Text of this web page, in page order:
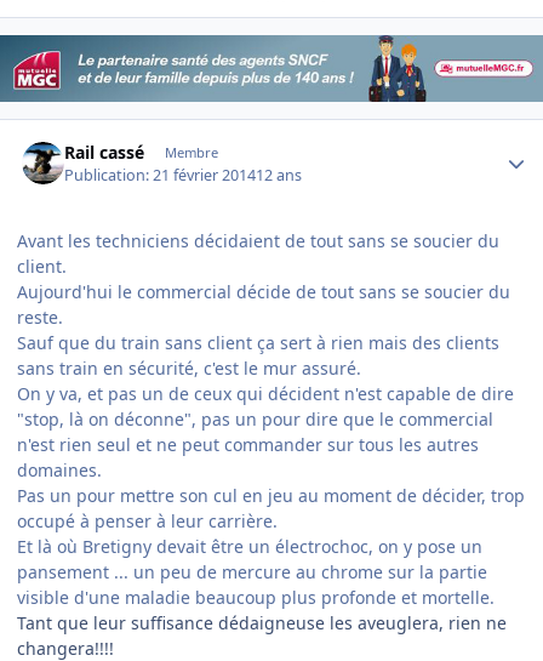
Rail cassé Membre
Publication:21 février 201412 ans
Avant les techniciens décidaient de tout sans se soucier du
client.
Aujourd'hui le commercial décide de tout sans se soucier du
reste.
Sauf que du train sans client ça sert à rien mais des clients
sans train en sécurité, c'est le mur assuré.
On y va, et pas un de ceux qui décident n'est capable de dire
"stop, là on déconne", pas un pour dire que le commercial
n'est rien seul et ne peut commander sur tous les autres
domaines.
Pas un pour mettre son cul en jeu au moment de décider, trop
occupé à penser à leur carrière.
Et là où Bretigny devait être un électrochoc, on y pose un
pansement ... un peu de mercure au chrome sur la partie
visible d'une maladie beaucoup plus profonde et mortelle.
Tant que leur suffisance dédaigneuse les aveuglera, rien ne
changera!!!!